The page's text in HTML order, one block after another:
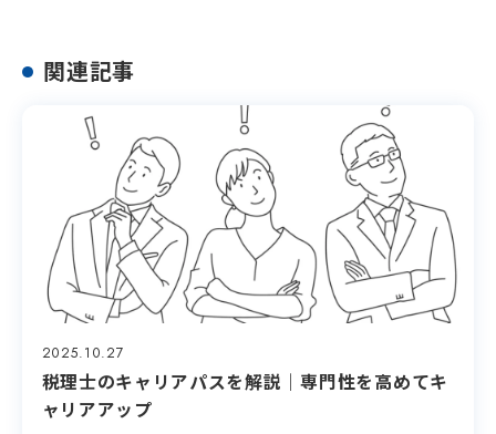
関連記事
2025.10.27
税理士のキャリアパスを解説｜専門性を高めてキ
ャリアアップ